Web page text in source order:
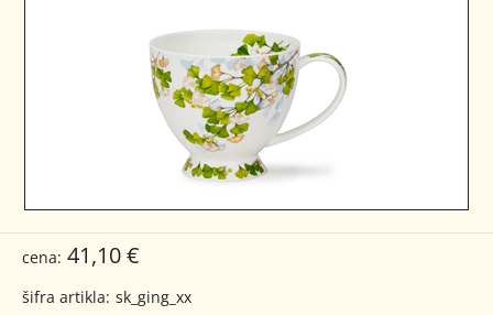
cena: 41,10 €
šifra artikla: sk_ging_xx